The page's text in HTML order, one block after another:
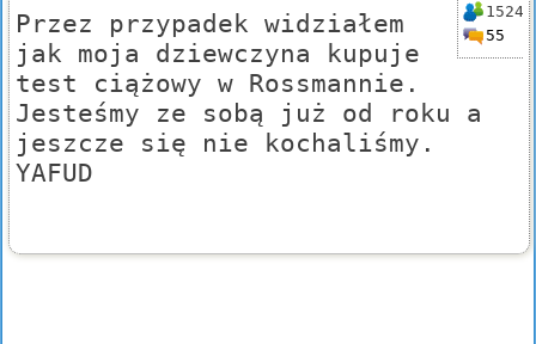
1524
55
Przez przypadek widziałem
jak moja dziewczyna kupuje
test ciążowy w Rossmannie.
Jesteśmy ze sobą już od roku a
jeszcze się nie kochaliśmy.
YAFUD